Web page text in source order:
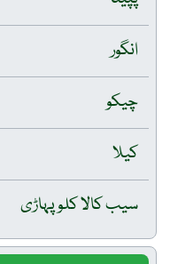
انگور
چیکو
کیلا
سیب کالا کلو پہاڑی